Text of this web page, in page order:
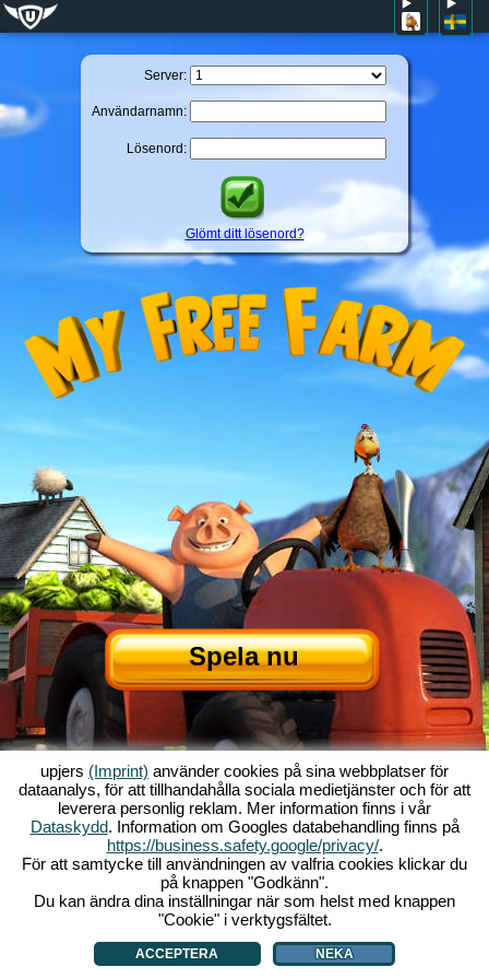
Server:
Användarnamn:
Lösenord:
Glömt ditt lösenord?
Spela nu
Om My Free Farm|Historien bakom webbläsarenspelet|Funktionerna|
GTC Kontakt/Credits|Datasäkerhetspolicy|Regler|Forum| Support|
Google Play|App Store|Webbläsarspel - upjers.com
|Hantera Cookies
upjers (Imprint) använder cookies på sina webbplatser för
dataanalys, för att tillhandahålla sociala medietjänster och för att
leverera personlig reklam. Mer information finns i vår
Dataskydd. Information om Googles databehandling finns på
https://business.safety.google/privacy/.
För att samtycke till användningen av valfria cookies klickar du
på knappen "Godkänn".
Du kan ändra dina inställningar när som helst med knappen
"Cookie" i verktygsfältet.
ACCEPTERA NEKA